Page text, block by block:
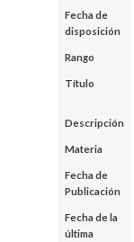
Fecha de
disposición
Rango
Título
Descripción
Materia
Fecha de
Publicación
Fecha de la
última